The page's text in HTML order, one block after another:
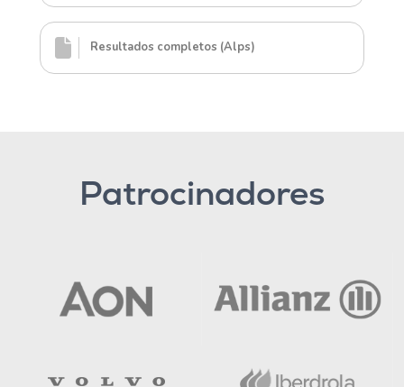
Resultados completos (Alps)
Patrocinadores